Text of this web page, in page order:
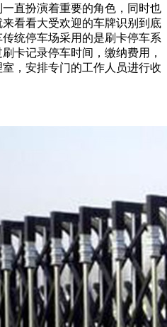
直扮演着重要的角色，同时也
看看大受欢迎的车牌识别到底
统停车场采用的是刷卡停车系
卡记录停车时间，缴纳费用，
，安排专门的工作人员进行收